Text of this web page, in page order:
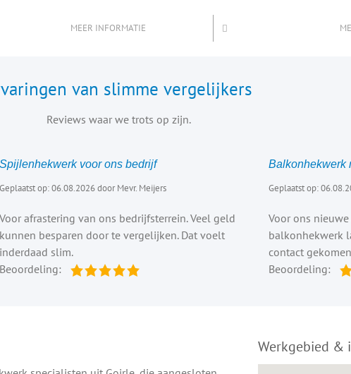
MEER INFORMATIE
van slimme vergelijkers
Reviews waar we trots op zijn.
Spijlenhekwerk voor ons bedrijf
Geplaatst op: 06.08.2026 door Mevr. Meijers
Voor afrastering van ons bedrijfsterrein. Veel geld
kunnen besparen door te vergelijken. Dat voelt
inderdaad slim.
Beoordeling:
Balkonhekwerk
Geplaatst op:
Voor ons
balkonhekwerk
contact
Beoordeling:
Werkgebied &